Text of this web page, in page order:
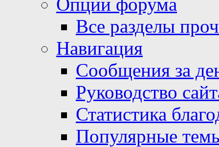
Все разделы
Навигация
Сообщения за
Руководство
Статистика
Популярные